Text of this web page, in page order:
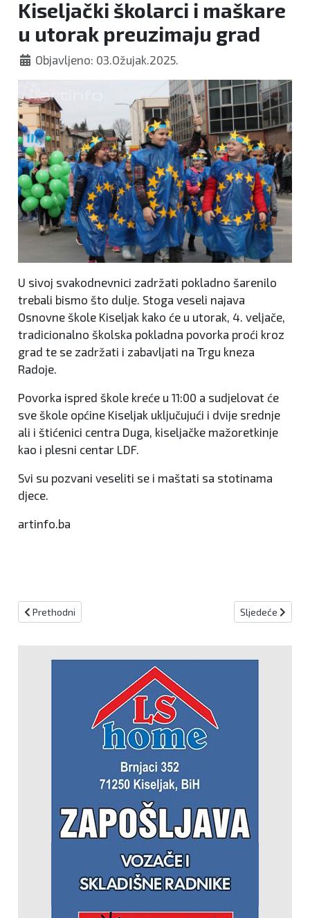
Kiseljački školarci i maškare
u utorak preuzimaju grad
Objavljeno: 03.Ožujak.2025.
U sivoj svakodnevnici zadržati pokladno šarenilo
trebali bismo što dulje. Stoga veseli najava
Osnovne škole Kiseljak kako će u utorak, 4. veljače,
tradicionalno školska pokladna povorka proći kroz
grad te se zadržati i zabavljati na Trgu kneza
Radoje.
Povorka ispred škole kreće u 11:00 a sudjelovat će
sve škole općine Kiseljak uključujući i dvije srednje
ali i štićenici centra Duga, kiseljačke mažoretkinje
kao i plesni centar LDF.
Svi su pozvani veseliti se i maštati sa stotinama
djece.
artinfo.ba
Prethodni članak: FOJNICA Konačno će biti raspisan javni poziv
Prethodni Sljedeći
Sljedeće